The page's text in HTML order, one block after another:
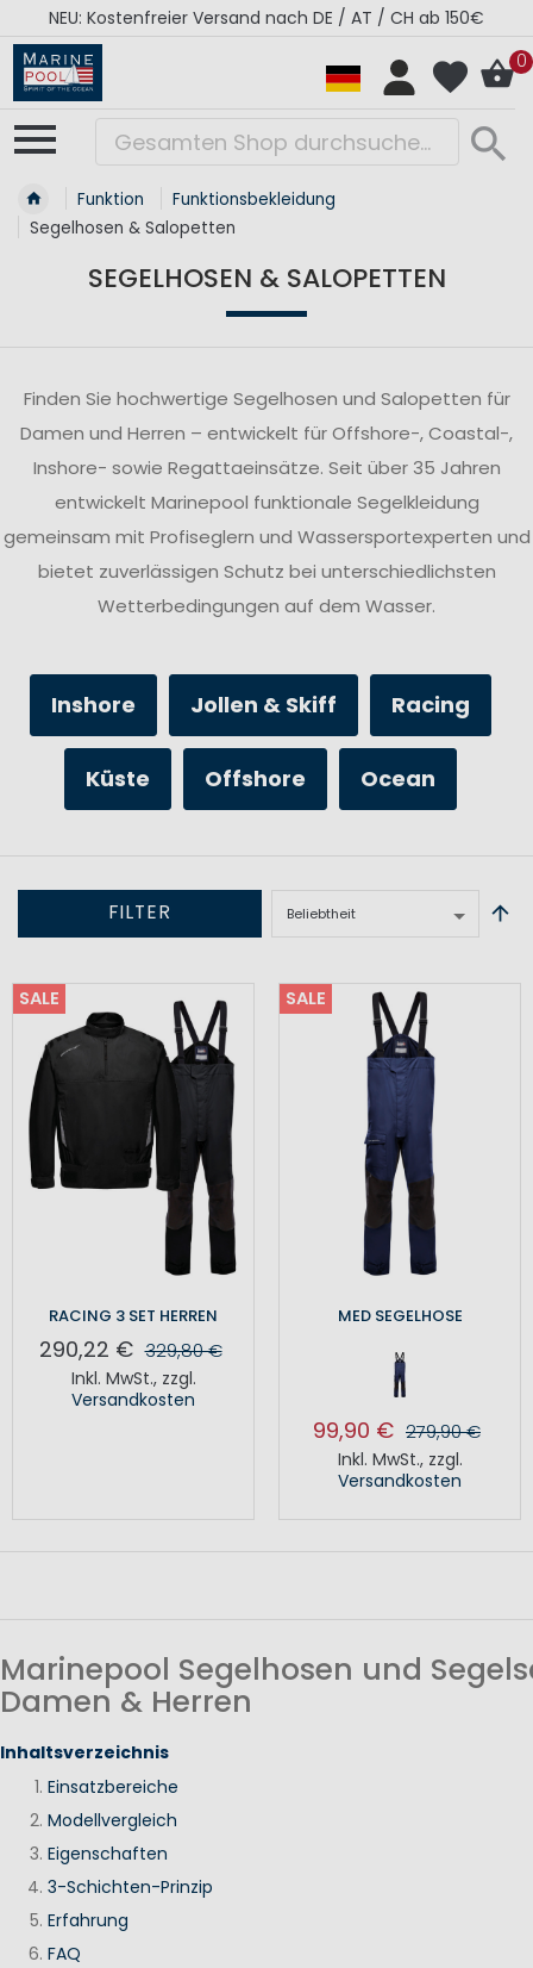
RÉGATES ROYALES Kollektion - Super Sale
0
Funktion
Funktionsbekleidung
Segelhosen & Salopetten
SEGELHOSEN & SALOPETTEN
Finden Sie hochwertige Segelhosen und Salopetten für
Damen und Herren – entwickelt für Offshore-, Coastal-,
Inshore- sowie Regattaeinsätze. Seit über 35 Jahren
entwickelt Marinepool funktionale Segelkleidung
gemeinsam mit Profiseglern und Wassersportexperten und
bietet zuverlässigen Schutz bei unterschiedlichsten
Wetterbedingungen auf dem Wasser.
Inshore Jollen & Skiff Racing
Küste Offshore Ocean
FILTER
SALE
RACING 3 SET HERREN
290,22 € 329,80 €
Inkl. MwSt., zzgl.
Versandkosten
SALE
MED SEGELHOSE
99,90 € 279,90 €
Inkl. MwSt., zzgl.
Versandkosten
Marinepool Segelhosen und
Damen & Herren
Inhaltsverzeichnis
Einsatzbereiche
Modellvergleich
Eigenschaften
3-Schichten-Prinzip
Erfahrung
FAQ